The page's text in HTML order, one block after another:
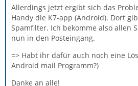
Allerdings jetzt ergibt sich das
Handy die K7-app (Android). Dort
Spamfilter. Ich bekomme also allen
nun in den Posteingang.
=> Habt ihr dafür auch noch eine
Android mail Programm?)
Danke an alle!